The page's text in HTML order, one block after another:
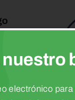
nuestro
electrónico